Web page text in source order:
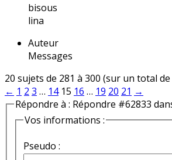
bisous
lina
Auteur
Messages
20 sujets de 281 à 300 (sur un total de
← 1 2 3 … 14 15 16 … 19 20 21 →
Répondre à : Répondre #62833
Vos informations :
Pseudo :